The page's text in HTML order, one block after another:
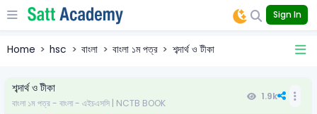
Sign In
Home hsc বাংলা বাংলা ১ম পত্র শব্দার্থ ও টীকা
শব্দার্থ ও টীকা
বাংলা ১ম পত্র - বাংলা - এইচএসসি | NCTB BOOK
1.9k